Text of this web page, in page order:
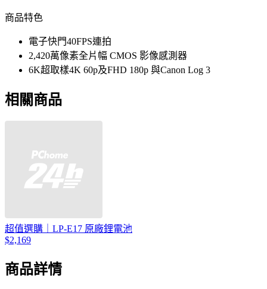
商品特色
電子快門40FPS連拍
2,420萬像素全片幅 CMOS 影像感測器
6K超取樣4K 60p及FHD 180p 與Canon Log 3
相關商品
超值選購｜LP-E17 原廠鋰電池
$2,169
商品詳情